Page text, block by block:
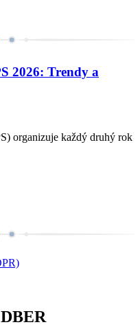
2026: Trendy a
organizuje každý druhý rok